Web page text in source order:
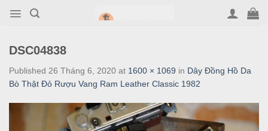
DSC04838
Published 26 Tháng 6, 2020 at 1600 × 1069 in Dây Đồng Hồ Da
Bò Thật Đỏ Rượu Vang Ram Leather Classic 1982